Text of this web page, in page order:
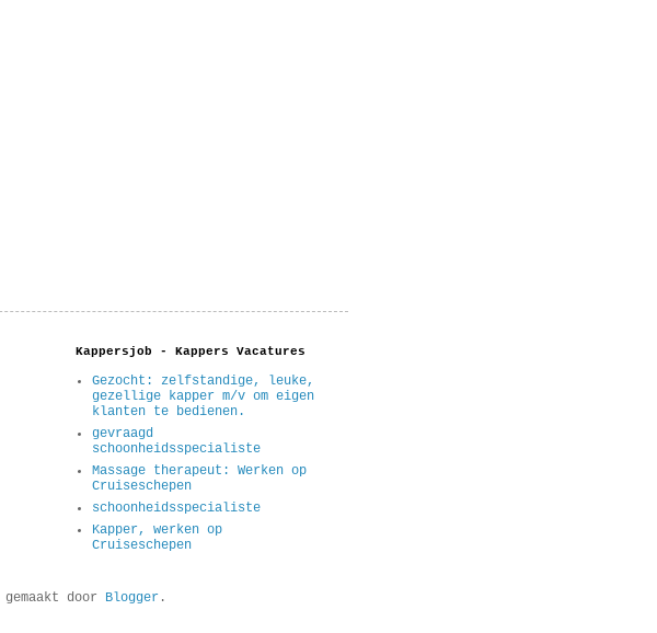
Kappersjob - Kappers Vacatures
Gezocht: zelfstandige, leuke,
gezellige kapper m/v om eigen
klanten te bedienen.
gevraagd
schoonheidsspecialiste
Massage therapeut: Werken op
Cruiseschepen
schoonheidsspecialiste
Kapper, werken op
Cruiseschepen
door Blogger .